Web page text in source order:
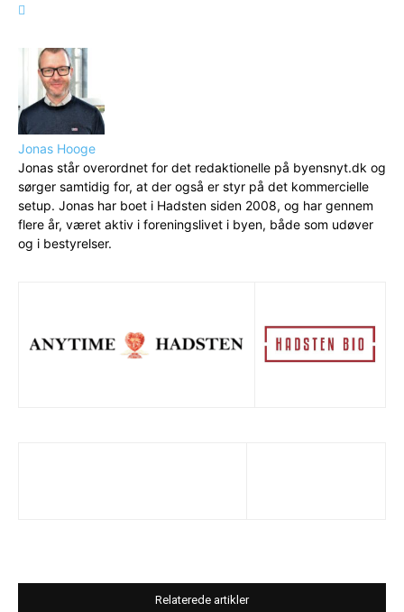
Jonas Hooge
Jonas står overordnet for det redaktionelle på byensnyt.dk og
sørger samtidig for, at der også er styr på det kommercielle
setup. Jonas har boet i Hadsten siden 2008, og har gennem
flere år, været aktiv i foreningslivet i byen, både som udøver
og i bestyrelser.
Relaterede artikler